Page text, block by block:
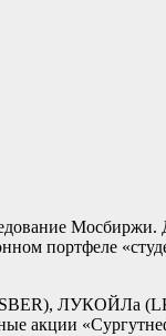
Мосбиржи.
портфеле
ЛУКОЙЛа
акции